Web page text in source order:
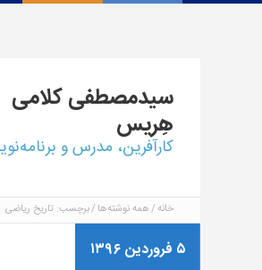
سیدمصطفیکلامی
هِریس
کارآفرین، مدرس و
خانه همه نوشته‌ها برچسب: تاریخ ریاضی
۵ فروردین ۱۳۹۶